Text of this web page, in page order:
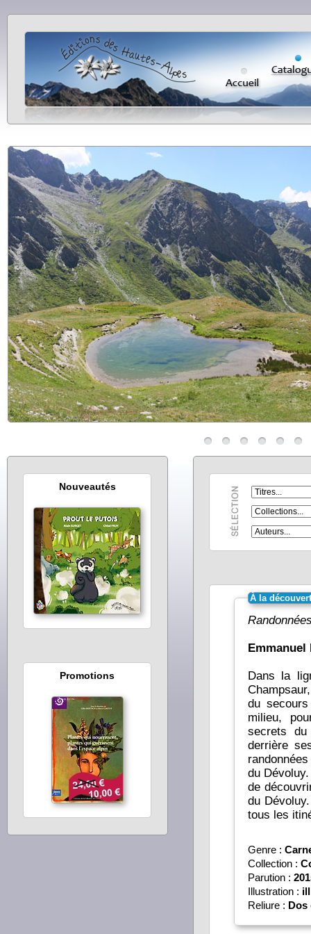
À la
Emmanuel
Dans la
du
milieu,
secrets du
derrière ses hautes
du
de
du
Genre :
Collection :
Parution :
Illustration :
Reliure : Dos
Nouveautés
Promotions